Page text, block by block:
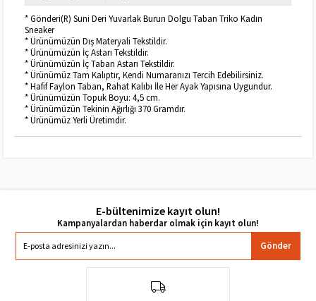
* Gönderi(R) Suni Deri Yuvarlak Burun Dolgu Taban Triko Kadın
Sneaker
* Ürünümüzün Dış Materyali Tekstildir.
* Ürünümüzün İç Astarı Tekstildir.
* Ürünümüzün İç Taban Astarı Tekstildir.
* Ürünümüz Tam Kalıptır, Kendi Numaranızı Tercih Edebilirsiniz.
* Hafif Faylon Taban, Rahat Kalıbı İle Her Ayak Yapısına Uygundur.
* Ürünümüzün Topuk Boyu: 4,5 cm.
* Ürünümüzün Tekinin Ağırlığı 370 Gramdır.
* Ürünümüz Yerli Üretimdir.
E-bültenimize kayıt olun!
Gönder